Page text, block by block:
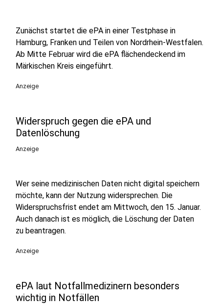
Zunächst startet die ePA in einer Testphase in
Hamburg, Franken und Teilen von Nordrhein-Westfalen.
Ab Mitte Februar wird die ePA flächendeckend im
Märkischen Kreis eingeführt.
Anzeige
Widerspruch gegen die ePA und
Datenlöschung
Anzeige
Wer seine medizinischen Daten nicht digital speichern
möchte, kann der Nutzung widersprechen. Die
Widerspruchsfrist endet am Mittwoch, den 15. Januar.
Auch danach ist es möglich, die Löschung der Daten
zu beantragen.
Anzeige
ePA laut Notfallmedizinern besonders
wichtig in Notfällen